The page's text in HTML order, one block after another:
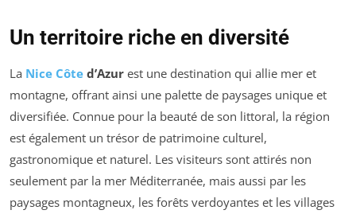
Un territoire riche en diversité
La Nice Côte d’Azur est une destination qui allie mer et
montagne, offrant ainsi une palette de paysages unique et
diversifiée. Connue pour la beauté de son littoral, la région
est également un trésor de patrimoine culturel,
gastronomique et naturel. Les visiteurs sont attirés non
seulement par la mer Méditerranée, mais aussi par les
paysages montagneux, les forêts verdoyantes et les villages